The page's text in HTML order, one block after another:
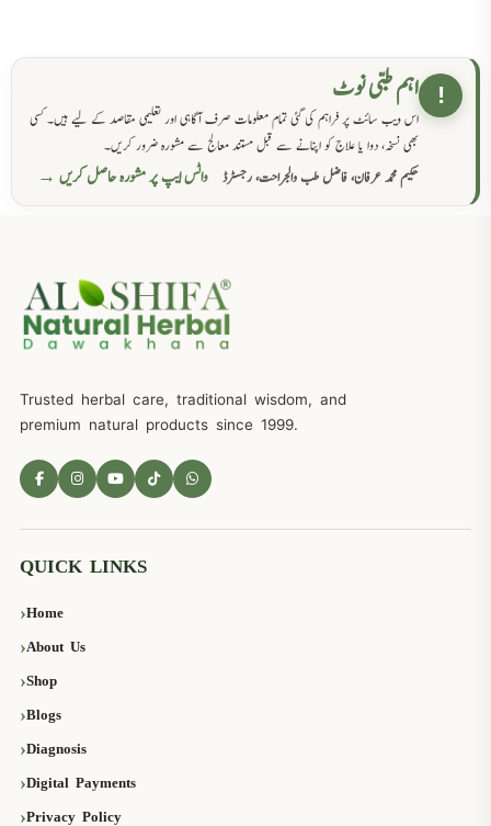
! اہم طبی نوٹ
اس ویب سائٹ پر فراہم کی گئی تمام معلومات صرف آگاہی اور تعلیمی مقاصد کے لیے ہیں۔ کسی
بھی نسخہ، دوا یا علاج کو اپنانے سے قبل مستند معالج سے مشورہ ضرور کریں۔
حکیم محمد عرفان، فاضل طب والجراحت، رجسٹرڈ
واٹس ایپ پر مشورہ حاصل کریں →
Trusted herbal care, traditional wisdom, and
premium natural products since 1999.
QUICK LINKS
Home
About Us
Shop
Blogs
Diagnosis
Digital Payments
Privacy Policy